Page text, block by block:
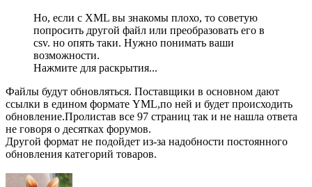
Но, если с XML вы знакомы плохо, то советую
попросить другой файл или преобразовать его в
csv. но опять таки. Нужно понимать ваши
возможности.
Нажмите для раскрытия...
Файлы будут обновляться. Поставщики в основном дают
ссылки в едином формате YML,по ней и будет происходить
обновление.Пролистав все 97 страниц так и не нашла ответа
не говоря о десятках форумов.
Другой формат не подойдет из-за надобности постоянного
обновления категорий товаров.